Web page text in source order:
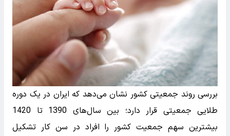
بررسی روند جمعیتی کشور نشان می‌دهد که ایران در یک دوره
طلایی جمعیتی قرار دارد؛ بین سال‌های 1390 تا 1420
بیشترین سهم جمعیت کشور را افراد در سن کار تشکیل